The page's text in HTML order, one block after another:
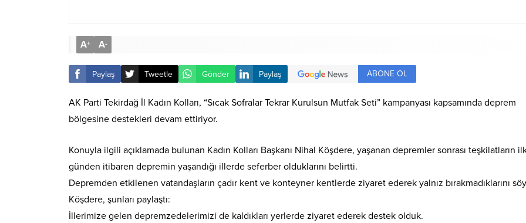
A+ A-
Paylaş Tweetle Gönder Paylaş ABONE OL
AK Parti Tekirdağ İl Kadın Kolları, “Sıcak Sofralar Tekrar Kurulsun Mutfak Seti” kampanyası kapsamında deprem
bölgesine destekleri devam ettiriyor.
Konuyla ilgili açıklamada bulunan Kadın Kolları Başkanı Nihal Köşdere, yaşanan depremler sonrası teşkilatların
günden itibaren depremin yaşandığı illerde seferber olduklarını belirtti.
Depremden etkilenen vatandaşların çadır kent ve konteyner kentlerde ziyaret ederek yalnız bırakmadıklarını
Köşdere, şunları paylaştı:
İllerimize gelen depremzedelerimizi de kaldıkları yerlerde ziyaret ederek destek olduk.